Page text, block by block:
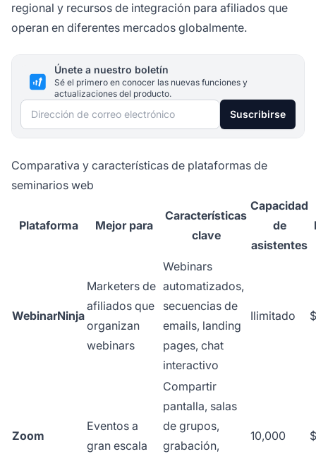
regional y recursos de integración para afiliados que
operan en diferentes mercados globalmente.
Únete a nuestro boletín
Sé el primero en conocer las nuevas funciones y
actualizaciones del producto.
Dirección de correo electrónico Suscribirse
Comparativa y características de plataformas de
seminarios web
Plataforma Mejor para
Características
clave
Capacidad
de
asistentes
WebinarNinja
Marketers de
afiliados que
organizan
webinars
Webinars
automatizados,
secuencias de
emails, landing
pages, chat
interactivo
Ilimitado
Zoom
Eventos a
gran escala
Compartir
pantalla, salas
de grupos,
grabación,
10,000